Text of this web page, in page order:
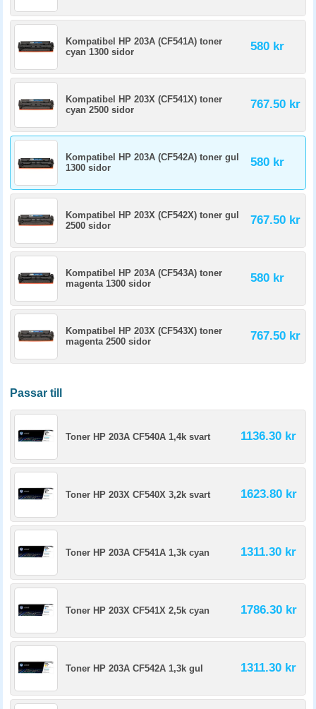
Kompatibel HP 203A (CF541A) toner
cyan 1300 sidor
580 kr
Kompatibel HP 203X (CF541X) toner
cyan 2500 sidor
767.50 kr
Kompatibel HP 203A (CF542A) toner gul
1300 sidor
580 kr
Kompatibel HP 203X (CF542X) toner gul
2500 sidor
767.50 kr
Kompatibel HP 203A (CF543A) toner
magenta 1300 sidor
580 kr
Kompatibel HP 203X (CF543X) toner
magenta 2500 sidor
767.50 kr
Passar till
Toner HP 203A CF540A 1,4k svart 1136.30 kr
Toner HP 203X CF540X 3,2k svart 1623.80 kr
Toner HP 203A CF541A 1,3k cyan 1311.30 kr
Toner HP 203X CF541X 2,5k cyan 1786.30 kr
Toner HP 203A CF542A 1,3k gul 1311.30 kr